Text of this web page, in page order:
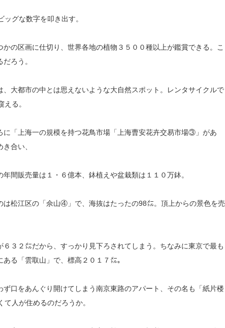
グな数字を叩き出す。
の区画に仕切り、世界各地の植物３５００種以上が鑑賞できる。こ
ろう。
大都市の中とは思えないような大自然スポット。レンタサイクルで
る。
「上海一の規模を持つ花鳥市場「上海曹安花卉交易市場③」があ
合い、
間販売量は１・６億本、鉢植えや盆栽類は１１０万鉢。
松江区の「佘山④」で、海抜はたったの98㍍。頂上からの景色を売
３２㍍だから、すっかり見下ろされてしまう。ちなみに東京で最も
る「雲取山」で、標高２０１７㍍。
口をあんぐり開けてしまう南京東路のアパート、その名も「紙片楼
人が住めるのだろうか。